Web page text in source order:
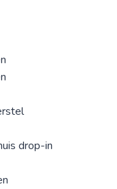
drop-in